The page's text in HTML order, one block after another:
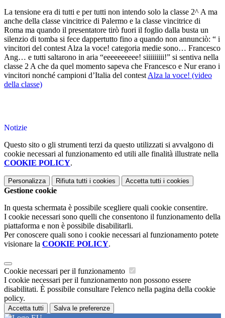
La tensione era di tutti e per tutti non intendo solo la classe 2^ A ma
anche della classe vincitrice di Palermo e la classe vincitrice di
Roma ma quando il presentatore tirò fuori il foglio dalla busta un
silenzio di tomba si fece dappertutto fino a quando non annunciò: “ i
vincitori del contest Alza la voce! categoria medie sono… Francesco
Ang… e tutti saltarono in aria “eeeeeeeeee! siiiiiiiii!” si sentiva nella
classe 2 A che da quel momento sapeva che Francesco e Nur erano i
vincitori nonché campioni d’Italia del contest Alza la voce! (video
della classe)
Notizie
Questo sito o gli strumenti terzi da questo utilizzati si avvalgono di
cookie necessari al funzionamento ed utili alle finalità illustrate nella
COOKIE POLICY.
Personalizza Rifiuta tutti i cookies Accetta tutti i cookies
Gestione cookie
In questa schermata è possibile scegliere quali cookie consentire.
I cookie necessari sono quelli che consentono il funzionamento della
piattaforma e non è possibile disabilitarli.
Per conoscere quali sono i cookie necessari al funzionamento potete
visionare la COOKIE POLICY.
Cookie necessari per il funzionamento
I cookie necessari per il funzionamento non possono essere
disabilitati. È possibile consultare l'elenco nella pagina della cookie
policy.
Accetta tutti Salva le preferenze